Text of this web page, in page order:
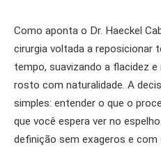
Como aponta o Dr. Haeckel
cirurgia voltada a reposicionar
tempo, suavizando a flacidez
rosto com naturalidade. A
simples: entender o que o
que você espera ver no
definição sem exageros e com